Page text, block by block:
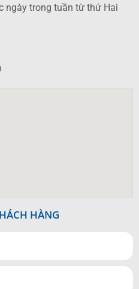
ngày trong tuần từ thứ Hai
HÀNG